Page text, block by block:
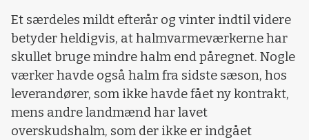
Et særdeles mildt efterår og vinter indtil videre
betyder heldigvis, at halmvarmeværkerne har
skullet bruge mindre halm end påregnet. Nogle
værker havde også halm fra sidste sæson, hos
leverandører, som ikke havde fået ny kontrakt,
mens andre landmænd har lavet
overskudshalm, som der ikke er indgået